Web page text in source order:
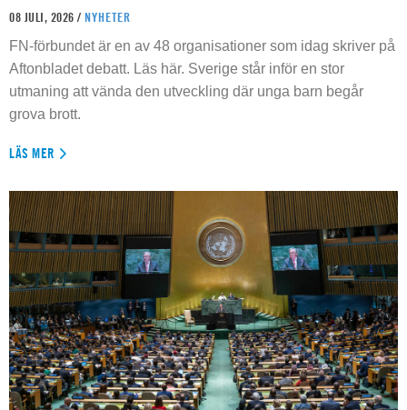
08 JULI, 2026 / NYHETER
FN-förbundet är en av 48 organisationer som idag skriver på
Aftonbladet debatt. Läs här. Sverige står inför en stor
utmaning att vända den utveckling där unga barn begår
grova brott.
LÄS MER